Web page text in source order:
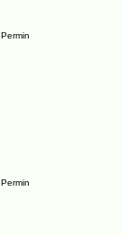
Permin
Permin